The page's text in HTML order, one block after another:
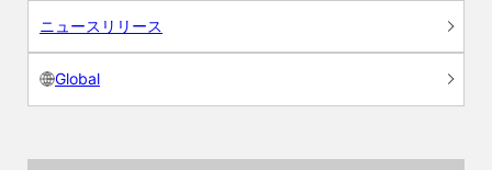
ニュースリリース
Global